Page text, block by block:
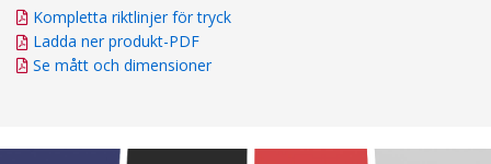
Kompletta riktlinjer för tryck
Ladda ner produkt-PDF
Se mått och dimensioner